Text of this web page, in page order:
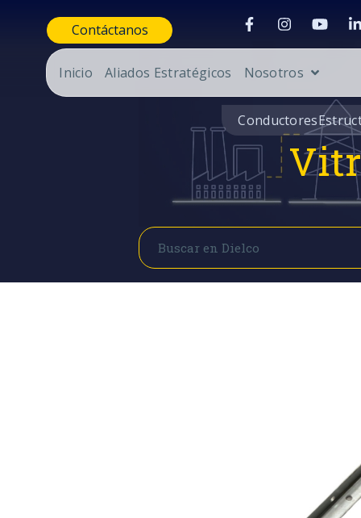
Contáctanos
Inicio Aliados Estratégicos Nosotros
Conductores
Buscar